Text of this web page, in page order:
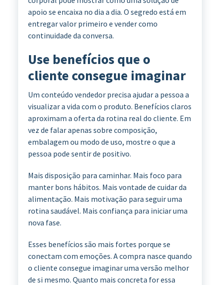
apoio se encaixa no dia a dia. O segredo está em
entregar valor primeiro e vender como
continuidade da conversa.
Use benefícios que o
cliente consegue imaginar
Um conteúdo vendedor precisa ajudar a pessoa a
visualizar a vida com o produto. Benefícios claros
aproximam a oferta da rotina real do cliente. Em
vez de falar apenas sobre composição,
embalagem ou modo de uso, mostre o que a
pessoa pode sentir de positivo.
Mais disposição para caminhar. Mais foco para
manter bons hábitos. Mais vontade de cuidar da
alimentação. Mais motivação para seguir uma
rotina saudável. Mais confiança para iniciar uma
nova fase.
Esses benefícios são mais fortes porque se
conectam com emoções. A compra nasce quando
o cliente consegue imaginar uma versão melhor
de si mesmo. Quanto mais concreta for essa